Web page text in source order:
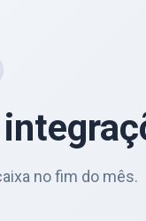
no fim do mês.